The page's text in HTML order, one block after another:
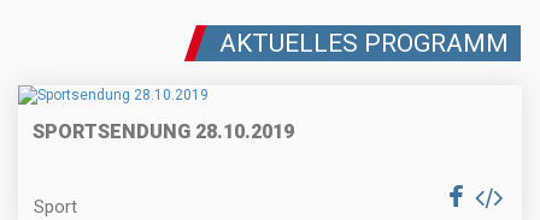
AKTUELLES PROGRAMM
SPORTSENDUNG 28.10.2019
Sport